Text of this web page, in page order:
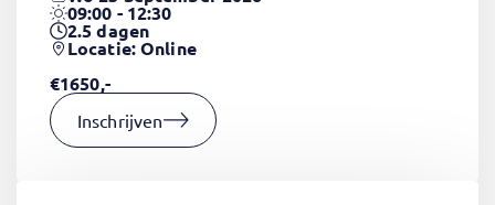
09:00 - 12:30
2.5dagen
Locatie: Online
€1650,-
Inschrijven